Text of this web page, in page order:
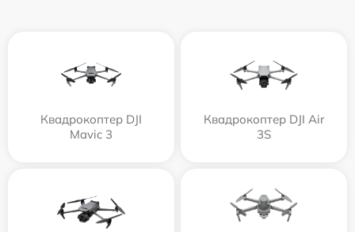
Квадрокоптер DJI
Mavic 3
Квадрокоптер DJI Air
3S